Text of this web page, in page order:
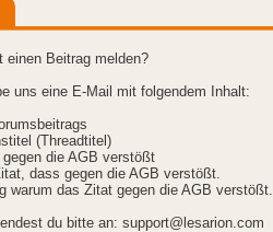
einen Beitrag melden?
uns eine E-Mail mit folgendem Inhalt:
(Threadtitel)
die AGB verstößt
dass gegen die AGB verstößt.
warum das Zitat gegen die AGB verstößt.
du bitte an: support@lesarion.com